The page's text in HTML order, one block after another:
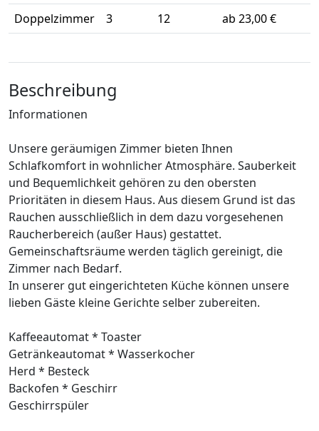
Doppelzimmer
3 12 ab 23,00 €
Beschreibung
Informationen
Unsere geräumigen Zimmer bieten Ihnen
Schlafkomfort in wohnlicher Atmosphäre. Sauberkeit
und Bequemlichkeit gehören zu den obersten
Prioritäten in diesem Haus. Aus diesem Grund ist das
Rauchen ausschließlich in dem dazu vorgesehenen
Raucherbereich (außer Haus) gestattet.
Gemeinschaftsräume werden täglich gereinigt, die
Zimmer nach Bedarf.
In unserer gut eingerichteten Küche können unsere
lieben Gäste kleine Gerichte selber zubereiten.
Kaffeeautomat * Toaster
Getränkeautomat * Wasserkocher
Herd * Besteck
Backofen * Geschirr
Geschirrspüler